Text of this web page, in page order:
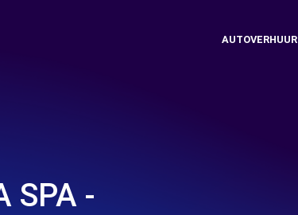
AUTOVERHUUR
SPA -